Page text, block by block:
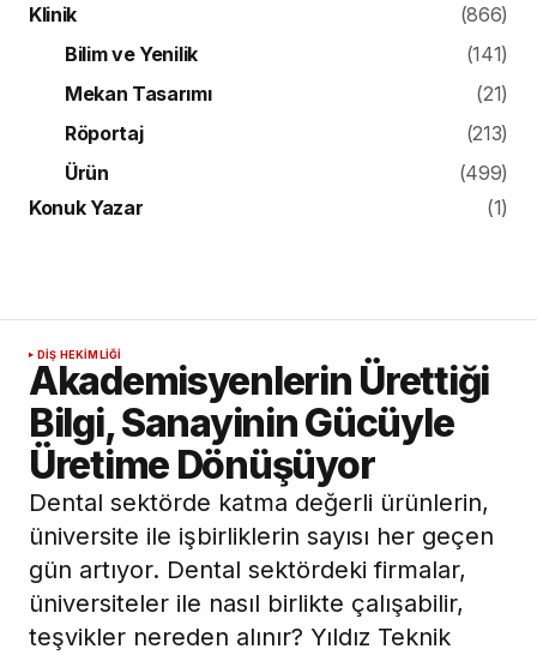
Klinik
(866)
Bilim ve Yenilik
(141)
Mekan Tasarımı
(21)
Röportaj
(213)
Ürün
(499)
Konuk Yazar
(1)
DIŞ HEKIMLIĞI
Akademisyenlerin Ürettiği
Bilgi, Sanayinin Gücüyle
Üretime Dönüşüyor
Dental sektörde katma değerli ürünlerin,
üniversite ile işbirliklerin sayısı her geçen
gün artıyor. Dental sektördeki firmalar,
üniversiteler ile nasıl birlikte çalışabilir,
teşvikler nereden alınır? Yıldız Teknik